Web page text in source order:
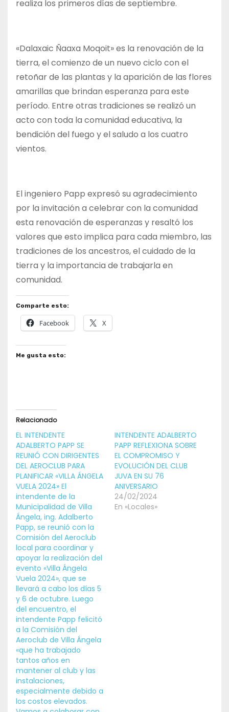
realiza los primeros días de septiembre.
«Dalaxaic Ñaaxa Moqoit» es la renovación de la
tierra, el comienzo de un nuevo ciclo con el
retoñar de las plantas y la aparición de las flores
amarillas que brindan esperanza para este
período. Entre otras tradiciones se realizó un
acto con toda la comunidad educativa, la
bendición del fuego y el saludo a los cuatro
vientos.
El ingeniero Papp expresó su agradecimiento
por la invitación a celebrar con la comunidad
esta renovación de esperanzas y resaltó los
valores que esto implica para cada miembro, las
tradiciones de los ancestros, el cuidado de la
tierra y la importancia de trabajarla en
comunidad.
Comparte esto:
Facebook X
Me gusta esto:
Relacionado
EL INTENDENTE
ADALBERTO PAPP SE
REUNIÓ CON DIRIGENTES
DEL AEROCLUB PARA
PLANIFICAR «VILLA ÁNGELA
VUELA 2024» El
intendente de la
Municipalidad de Villa
Ángela, ing. Adalberto
Papp, se reunió con la
Comisión del Aeroclub
local para coordinar y
apoyar la realización del
evento «Villa Ángela
Vuela 2024», que se
llevará a cabo los días 5
y 6 de octubre. Luego
del encuentro, el
intendente Papp felicitó
a la Comisión del
Aeroclub de Villa Ángela
«que ha trabajado
tantos años en
mantener al club y las
instalaciones,
especialmente debido a
los costos elevados.
INTENDENTE ADALBERTO
PAPP REFLEXIONA SOBRE
EL COMPROMISO Y
EVOLUCIÓN DEL CLUB
JUVA EN SU 76
ANIVERSARIO
24/02/2024
En «Locales»